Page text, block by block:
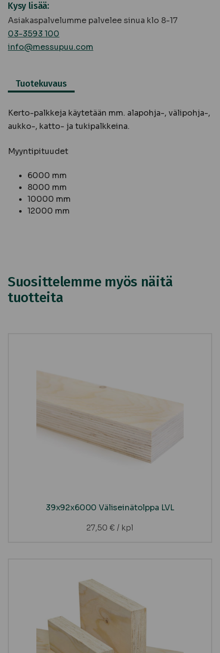
Kysy lisää:
Asiakaspalvelumme palvelee sinua klo 8-17
03-3593 100
info@messupuu.com
Tuotekuvaus
Kerto-palkkeja käytetään mm. alapohja-, välipohja-,
aukko-, katto- ja tukipalkkeina.
Myyntipituudet
6000 mm
8000 mm
10000 mm
12000 mm
Suosittelemme myös näitä
tuotteita
39x92x6000 Väliseinätolppa LVL
27,50 € / kpl